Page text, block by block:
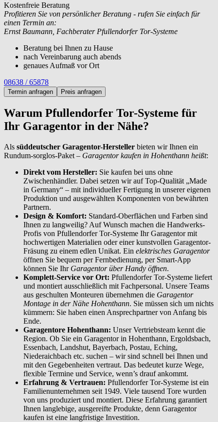
Kostenfreie Beratung
Profitieren Sie von persönlicher Beratung - rufen Sie einfach für
einen Termin an:
Ernst Baumann, Fachberater Pfullendorfer Tor-Systeme
Beratung bei Ihnen zu Hause
nach Vereinbarung auch abends
genaues Aufmaß vor Ort
08638 / 65878
Termin anfragen Preis anfragen
Warum Pfullendorfer Tor-Systeme für
Ihr Garagentor in der Nähe?
Als süddeutscher Garagentor-Hersteller bieten wir Ihnen ein
Rundum-sorglos-Paket – Garagentor kaufen in Hohenthann heißt:
Direkt vom Hersteller: Sie kaufen bei uns ohne
Zwischenhändler. Dabei setzen wir auf Top-Qualität „Made
in Germany“ – mit individueller Fertigung in unserer eigenen
Produktion und ausgewählten Komponenten von bewährten
Partnern.
Design & Komfort: Standard-Oberflächen und Farben sind
Ihnen zu langweilig? Auf Wunsch machen die Handwerks-
Profis von Pfullendorfer Tor-Systeme Ihr Garagentor mit
hochwertigen Materialien oder einer kunstvollen Garagentor-
Fräsung zu einem edlen Unikat. Ein elektrisches Garagentor
öffnen Sie bequem per Fernbedienung, per Smart-App
können Sie Ihr Garagentor über Handy öffnen.
Komplett-Service vor Ort: Pfullendorfer Tor-Systeme liefert
und montiert ausschließlich mit Fachpersonal. Unsere Teams
aus geschulten Monteuren übernehmen die Garagentor
Montage in der Nähe Hohenthann. Sie müssen sich um nichts
kümmern: Sie haben einen Ansprechpartner von Anfang bis
Ende.
Garagentore Hohenthann: Unser Vertriebsteam kennt die
Region. Ob Sie ein Garagentor in Hohenthann, Ergoldsbach,
Essenbach, Landshut, Bayerbach, Postau, Eching,
Niederaichbach etc. suchen – wir sind schnell bei Ihnen und
mit den Gegebenheiten vertraut. Das bedeutet kurze Wege,
flexible Termine und Service, wenn’s drauf ankommt.
Erfahrung & Vertrauen: Pfullendorfer Tor-Systeme ist ein
Familienunternehmen seit 1949. Viele tausend Tore wurden
von uns produziert und montiert. Diese Erfahrung garantiert
Ihnen langlebige, ausgereifte Produkte, denn Garagentor
kaufen ist eine langfristige Investition.